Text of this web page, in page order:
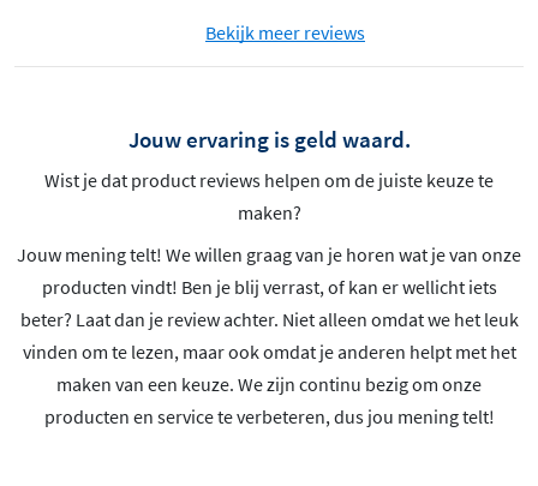
Bekijk meer reviews
Jouw ervaring is geld waard.
Wist je dat product reviews helpen om de juiste keuze te
maken?
Jouw mening telt! We willen graag van je horen wat je van onze
producten vindt! Ben je blij verrast, of kan er wellicht iets
beter? Laat dan je review achter. Niet alleen omdat we het leuk
vinden om te lezen, maar ook omdat je anderen helpt met het
maken van een keuze. We zijn continu bezig om onze
producten en service te verbeteren, dus jou mening telt!